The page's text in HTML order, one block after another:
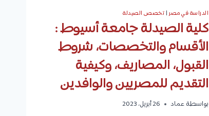
الدراسة في مصر | تخصص الصيدلة
كلية الصيدلة جامعة أسيوط :
الأقسام والتخصصات، شروط
القبول، المصاريف، وكيفية
التقديم للمصريين والوافدين
بواسطة عماد 26 أبريل، 2023